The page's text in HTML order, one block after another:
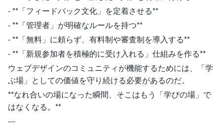
- **「フィードバック文化」を定着させる**
- **「管理者」が明確なルールを持つ**
- **「無料」に頼らず、有料制や審査制を導入する**
- **「新規参加者を積極的に受け入れる」仕組みを作る**
ウェブデザインのコミュニティが機能するためには、「学
ぶ場」としての価値を守り続ける必要があるのだ。
**なれ合いの場になった瞬間、そこはもう「学びの場」で
はなくなる。**
---